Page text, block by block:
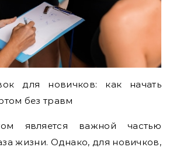
для новичков: как начать
без травм
является важной частью
жизни. Однако, для новичков,